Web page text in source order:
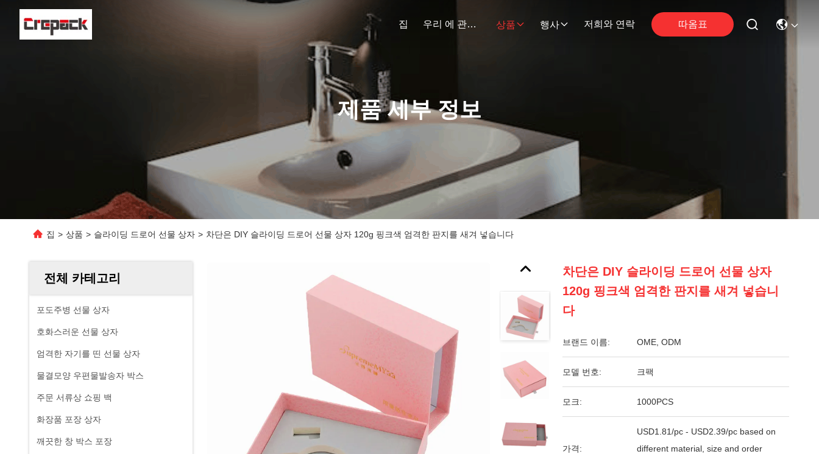
집 우리 에 관한 것 상품 행사 저희와 연락 따옴표
제품 세부 정보
집 > 상품 > 슬라이딩 드로어 선물 상자 > 차단은 DIY 슬라이딩 드로어 선물 상자 120g 핑크색 엄격한 판지를 새겨 넣습니다
전체 카테고리
포도주병 선물 상자
호화스러운 선물 상자
엄격한 자기를 띤 선물 상자
물결모양 우편물발송자 박스
주문 서류상 쇼핑 백
화장품 포장 상자
깨끗한 창 박스 포장
차단은 DIY 슬라이딩 드로어 선물 상자
120g 핑크색 엄격한 판지를 새겨 넣습니
다
브랜드 이름: OME, ODM
모델 번호: 크팩
모크: 1000PCS
가격:
USD1.81/pc - USD2.39/pc based on
different material, size and order